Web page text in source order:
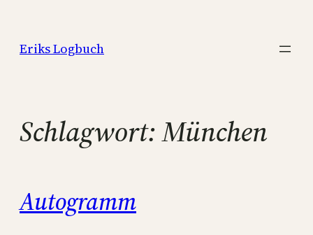
springen
Eriks Logbuch
Schlagwort:München
Autogramm